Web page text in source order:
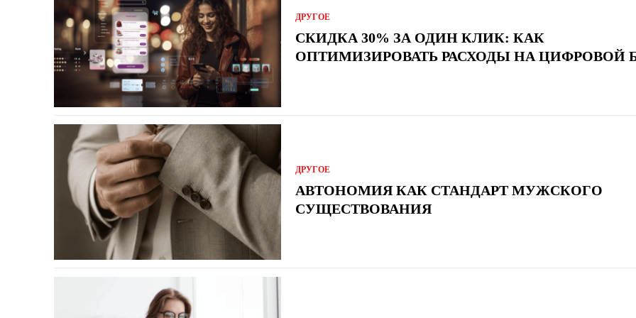
ДРУГОЕ
СКИДКА 30% ЗА ОДИН КЛИК: КАК
ОПТИМИЗИРОВАТЬ РАСХОДЫ НА ЦИФРОВОЙ
ДРУГОЕ
АВТОНОМИЯ КАК СТАНДАРТ МУЖСКОГО
СУЩЕСТВОВАНИЯ